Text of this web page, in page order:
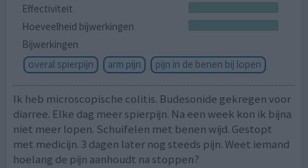
Effectiviteit
Hoeveelheid bijwerkingen
Bijwerkingen
overal spierpijn
arm pijn pijn in de benen bij lopen
Ik heb microscopische colitis. Budesonide gekregen voor
diarree. Elke dag meer spierpijn. Na een week kon ik bijna
niet meer lopen. Schuifelen met benen wijd. Gestopt
met medicijn. 3 dagen later nog steeds pijn. Weet iemand
hoelang de pijn aanhoudt na stoppen?